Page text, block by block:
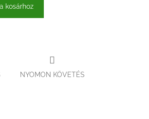
kosárhoz
NYOMON KÖVETÉS